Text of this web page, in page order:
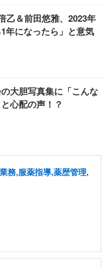
乙＆前田悠雅、2023年
年になったら」と意気
大胆写真集に「こんな
心配の声！？
務,服薬指導,薬歴管理,